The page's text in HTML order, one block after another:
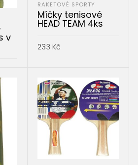
v
RAKETOVÉ SPORTY
Míčky tenisové
HEAD TEAM 4ks
233 Kč